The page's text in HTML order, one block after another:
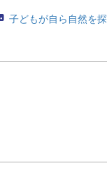
子どもが自ら自然を